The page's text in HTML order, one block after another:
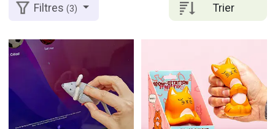
Trier
Filtres(3)